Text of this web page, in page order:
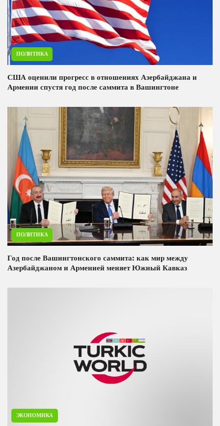
ПОЛИТИКА
США оценили прогресс в отношениях Азербайджана и
Армении спустя год после саммита в Вашингтоне
ПОЛИТИКА
Год после Вашингтонского саммита: как мир между
Азербайджаном и Арменией меняет Южный Кавказ
ЭКОНОМИКА